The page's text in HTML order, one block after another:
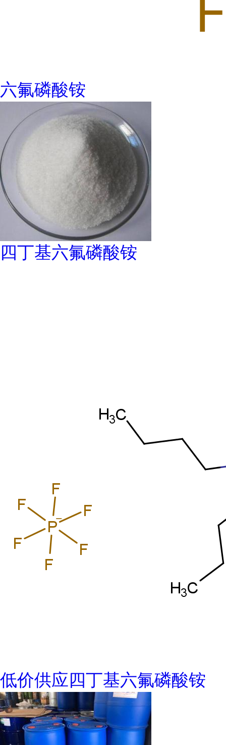
六氟磷酸铵
四丁基六氟磷酸铵
低价供应四丁基六氟磷酸铵